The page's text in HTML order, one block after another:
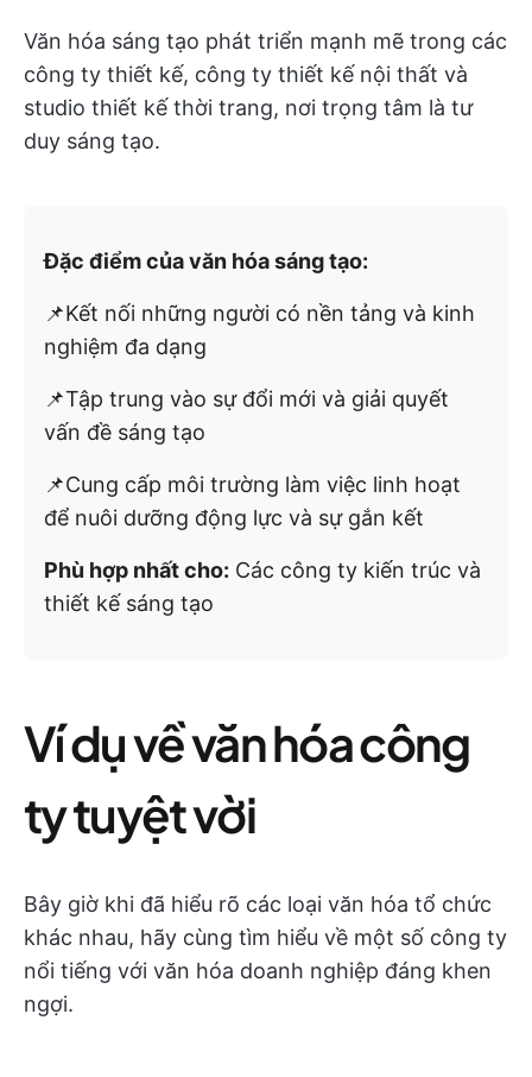
Văn hóa sáng tạo phát triển mạnh mẽ trong các
công ty thiết kế, công ty thiết kế nội thất và
studio thiết kế thời trang, nơi trọng tâm là tư
duy sáng tạo.
Đặc điểm của văn hóa sáng tạo:
📌Kết nối những người có nền tảng và kinh
nghiệm đa dạng
📌Tập trung vào sự đổi mới và giải quyết
vấn đề sáng tạo
📌Cung cấp môi trường làm việc linh hoạt
để nuôi dưỡng động lực và sự gắn kết
Phù hợp nhất cho: Các công ty kiến trúc và
thiết kế sáng tạo
Ví dụ về văn hóa công
ty tuyệt vời
Bây giờ khi đã hiểu rõ các loại văn hóa tổ chức
khác nhau, hãy cùng tìm hiểu về một số công ty
nổi tiếng với văn hóa doanh nghiệp đáng khen
ngợi.